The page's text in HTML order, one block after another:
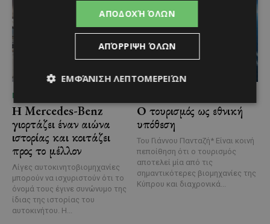
ΜΈΝΟΥΜΕ ΕΝΗΜΕΡΩΜΈΝΟΙ
Η Mercedes-Benz
γιορτάζει έναν αιώνα
ιστορίας και κοιτάζει
προς το μέλλον
Λίγες αυτοκινητοβιομηχανίες
μπορούν να ισχυριστούν ότι το
όνομά τους έγινε συνώνυμο της
ίδιας της ιστορίας του
αυτοκινήτου. Η...
Ο τουρισμός ως εθνική
υπόθεση
Του Γιάννου Πανταζή* Είναι κοινή
πεποίθηση ότι ο τουρισμός
αποτελεί μία από τις
σημαντικότερες βιομηχανίες της
Κύπρου και διαχρονικά...
ΑΠΟΔΟΧΉ ΌΛΩΝ
ΑΠΌΡΡΙΨΗ ΌΛΩΝ
ΕΜΦΆΝΙΣΗ ΛΕΠΤΟΜΕΡΕΙΏΝ